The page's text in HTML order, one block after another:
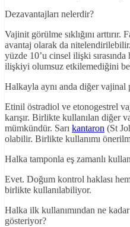
Dezavantajları nelerdir?
Vajinit görülme sıklığını
avantaj olarak da nitelendirilebilir.
yüzde 10’u cinsel ilişki
ilişkiyi olumsuz etkilemediğini
Halkayla aynı anda diğer vajinal
Etinil östradiol ve etonogestrel
karışır. Birlikte kullanılan diğer
mümkündür. Sarı kantaron (St
olabilir. Birlikte kullanımı
Halka tamponla eş zamanlı
Evet. Doğum kontrol haklası
birlikte kullanılabiliyor.
Halka ilk kullanımından ne
gösteriyor?